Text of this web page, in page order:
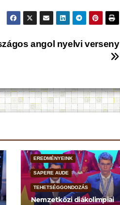
angol nyelvi verseny
EREDMÉNYEINK
SAPERE AUDE
TEHETSÉGGONDOZÁS
Nemzetközi diákolimpiai